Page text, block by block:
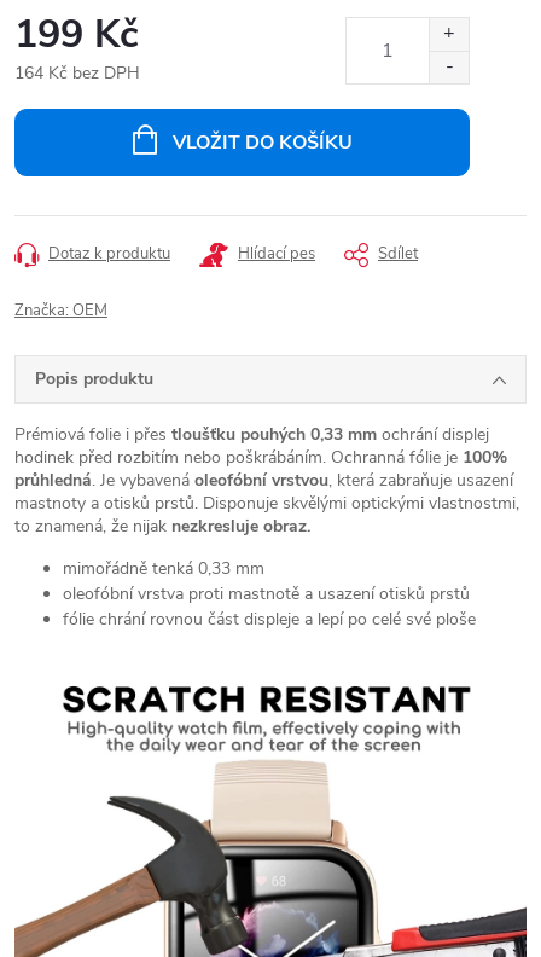
199 Kč
164 Kč bez DPH
VLOŽIT DO KOŠÍKU
Dotaz k produktu Hlídací pes Sdílet
Značka: OEM
Popis produktu
Prémiová folie i přes tloušťku pouhých 0,33 mm ochrání displej
hodinek před rozbitím nebo poškrábáním. Ochranná fólie je 100%
průhledná. Je vybavená oleofóbní vrstvou, která zabraňuje usazení
mastnoty a otisků prstů. Disponuje skvělými optickými vlastnostmi,
to znamená, že nijak nezkresluje obraz.
mimořádně tenká 0,33 mm
oleofóbní vrstva proti mastnotě a usazení otisků prstů
fólie chrání rovnou část displeje a lepí po celé své ploše